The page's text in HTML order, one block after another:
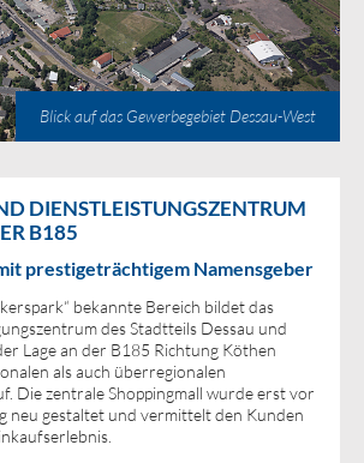
Blick auf das Gewerbegebiet Dessau-West
DIENSTLEISTUNGSZENTRUM
B185
prestigeträchtigem Namensgeber
bekannte Bereich bildet das
des Stadtteils Dessau und
Lage an der B185 Richtung Köthen
als auch überregionalen
Die zentrale Shoppingmall wurde erst vor
neu gestaltet und vermittelt den Kunden